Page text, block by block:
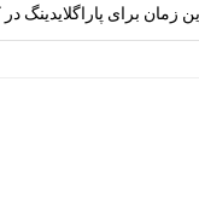
زمان برای پاراگلایدینگ